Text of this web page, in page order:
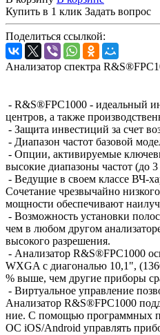
Купить в 1 клик Задать вопрос
Поделиться ссылкой:
Анализатор спектра
- R&S®FPC1000 - идеальный
центров, а также
- Защита инвестиций за счет
- Диапазон частот базовой
- Опции, активируемые
высокие диапазоны частот (до
- Ведущие в своем классе
Сочетание чрезвычайно
мощности обеспечивают
- Возможность установки
чем в любом другом
высокого разрешения.
- Анализатор R&S®FPC1000
WXGA с диагональю 10,1",
% выше, чем другие приборы
- Виртуальное управление
Анализатор R&S®FPC1000
ние. С помощью программных
ОС iOS/Android управлять